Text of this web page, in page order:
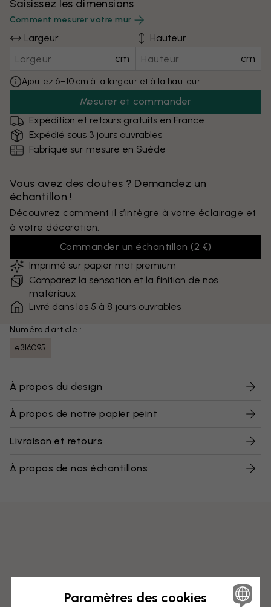
Saisissez les dimensions
Comment mesurer votre mur
Largeur
cm
Hauteur
cm
Ajoutez 6–10 cm à la largeur et à la hauteur
Mesurer et commander
Expédition et retours gratuits en France
Expédié sous 3 jours ouvrables
Fabriqué sur mesure en Suède
Vous avez des doutes ? Demandez un
échantillon !
Découvrez comment il s’intègre à votre éclairage et
à votre décoration.
Commander un échantillon (2 €)
Imprimé sur papier mat premium
Comparez la sensation et la finition de nos
matériaux
Livré dans les 5 à 8 jours ouvrables
Numéro d'article :
e316095
À propos du design
À propos de notre papier peint
Livraison et retours
À propos de nos échantillons
Paramètres des cookies